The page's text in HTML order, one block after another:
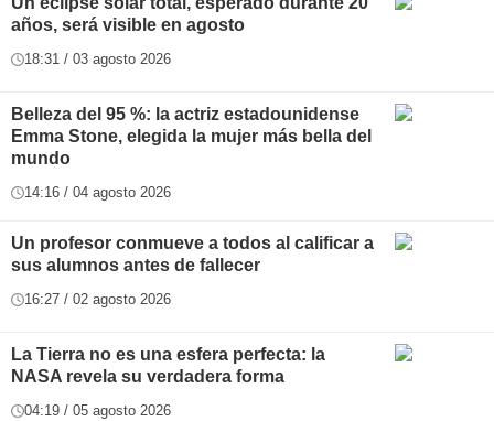
años, será visible en agosto
18:31 / 03 agosto 2026
Belleza del 95 %: la actriz estadounidense
Emma Stone, elegida la mujer más bella del
mundo
14:16 / 04 agosto 2026
Un profesor conmueve a todos al calificar a
sus alumnos antes de fallecer
16:27 / 02 agosto 2026
La Tierra no es una esfera perfecta: la
NASA revela su verdadera forma
04:19 / 05 agosto 2026